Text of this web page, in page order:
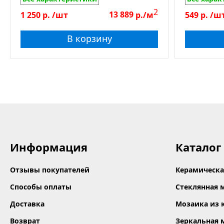
1 250 р. /шт 13 889 р./м2
В корзину
23*23*6,
549 р. /
Информация
Отзывы покупателей
Способы оплаты
Доставка
Возврат
Каталог
Стеклянная
Мозаика из
Зеркальная